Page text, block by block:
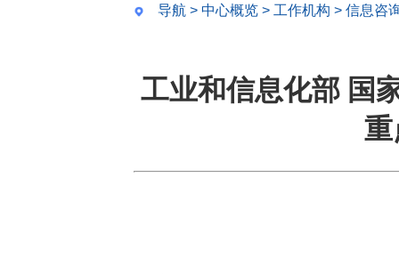
导航 > 中心概览 > 工作机构 > 信息咨
工业和信息化部 国
重